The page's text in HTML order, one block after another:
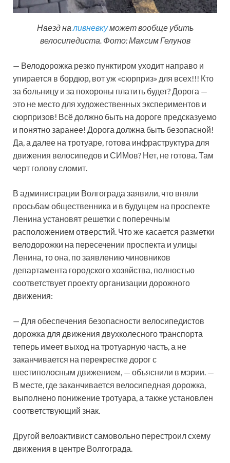
Наезд на ливневкуможет вообще убить
велосипедиста. Фото: Максим Гелунов
— Велодорожка резко пунктиром уходит направо и
упирается в бордюр, вот уж «сюрприз» для всех!!! Кто
за больницу и за похороны платить будет? Дорога —
это не место для художественных экспериментов и
сюрпризов! Всё должно быть на дороге предсказуемо
и понятно заранее! Дорога должна быть безопасной!
Да, а далее на тротуаре, готова инфраструктура для
движения велосипедов и СИМов? Нет, не готова. Там
черт голову сломит.
В администрации Волгограда заявили, что вняли
просьбам общественника и в будущем на проспекте
Ленина установят решетки с поперечным
расположением отверстий. Что же касается разметки
велодорожки на пересечении проспекта и улицы
Ленина, то она, по заявлению чиновников
департамента городского хозяйства, полностью
соответствует проекту организации дорожного
движения:
— Для обеспечения безопасности велосипедистов
дорожка для движения двухколесного транспорта
теперь имеет выход на тротуарную часть, а не
заканчивается на перекрестке дорог с
шестиполосным движением, — объяснили в мэрии. —
В месте, где заканчивается велосипедная дорожка,
выполнено понижение тротуара, а также установлен
соответствующий знак.
Другой велоактивист самовольно перестроил схему
движения в центре Волгограда.